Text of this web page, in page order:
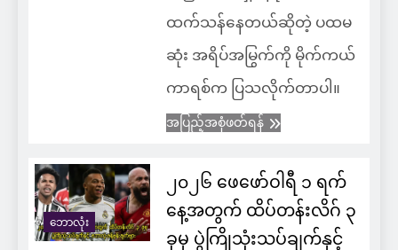
ထက်သန်နေတယ်ဆိုတဲ့ ပထမ
ဆုံး အရိပ်အမြွက်ကို မိုက်ကယ်
ကာရစ်က ပြသလိုက်တာပါ။
အပြည့်အစုံဖတ်ရန်
ဘောလုံး
၂၀၂၆ ဖေဖော်ဝါရီ ၁ ရက်
နေ့အတွက် ထိပ်တန်းလိဂ် ၃
ခုမှ ပွဲကြိုသုံးသပ်ချက်နှင့်